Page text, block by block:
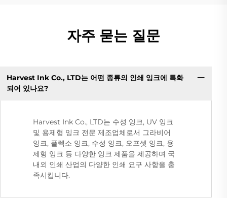
자주 묻는 질문
Harvest Ink Co., LTD는 어떤 종류의 인쇄 잉크에 특화
되어 있나요?
Harvest Ink Co., LTD는 수성 잉크, UV 잉크
및 용제형 잉크 전문 제조업체로서 그라비어
잉크, 플렉소 잉크, 수성 잉크, 오프셋 잉크, 용
제형 잉크 등 다양한 잉크 제품을 제공하며 국
내외 인쇄 산업의 다양한 인쇄 요구 사항을 충
족시킵니다.